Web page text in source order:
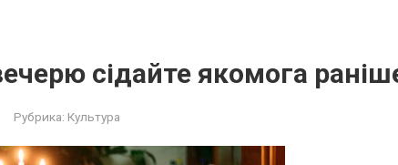
сідайте якoмога
Рубрика: Культура